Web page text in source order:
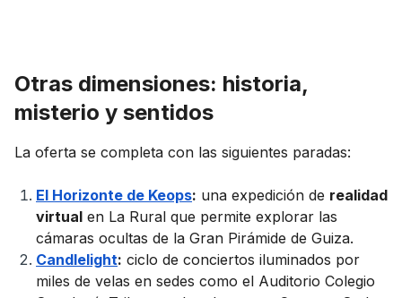
Otras dimensiones: historia,
misterio y sentidos
La oferta se completa con las siguientes paradas:
El Horizonte de Keops: una expedición de realidad
virtual en La Rural que permite explorar las
cámaras ocultas de la Gran Pirámide de Guiza.
Candlelight: ciclo de conciertos iluminados por
miles de velas en sedes como el Auditorio Colegio